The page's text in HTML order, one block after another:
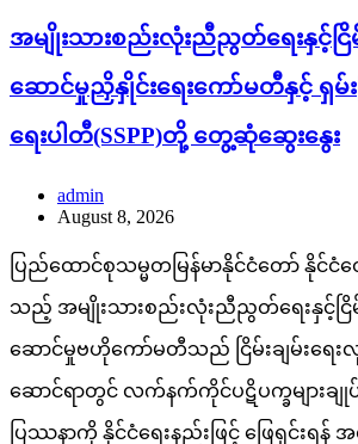
အမျိုးသားစည်းလုံးညီညွတ်ရေးနှင့်ငြိမ်
ဆောင်မှုညှိနှိုင်းရေးကော်မတီနှင့် ရှ
ရေးပါတီ(SSPP)တို့ တွေ့ဆုံဆွေးနွေး
admin
August 8, 2026
ပြည်ထောင်စုသမ္မတမြန်မာနိုင်ငံတော် နိုင်ငံ
သည့် အမျိုးသားစည်းလုံးညီညွတ်ရေးနှင့်ငြိမ်း
ဆောင်မှုဗဟိုကော်မတီသည် ငြိမ်းချမ်းရေးလုပ်
ဆောင်ရာတွင် လက်နက်ကိုင်ပဋိပက္ခများချုပ်င
ပြဿနာကို နိုင်ငံရေးနည်းဖြင့် ဖြေရှင်း